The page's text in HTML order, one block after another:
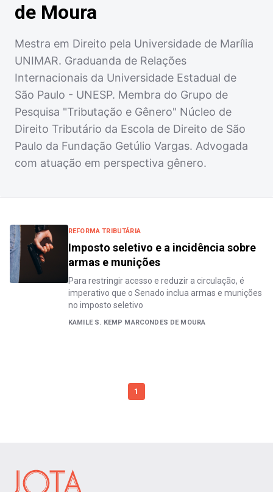
de Moura
Mestra em Direito pela Universidade de Marília
UNIMAR. Graduanda de Relações
Internacionais da Universidade Estadual de
São Paulo - UNESP. Membra do Grupo de
Pesquisa "Tributação e Gênero" Núcleo de
Direito Tributário da Escola de Direito de São
Paulo da Fundação Getúlio Vargas. Advogada
com atuação em perspectiva gênero.
REFORMA TRIBUTÁRIA
Imposto seletivo e a incidência sobre
armas e munições
Para restringir acesso e reduzir a circulação, é
imperativo que o Senado inclua armas e munições
no imposto seletivo
KAMILE S. KEMP MARCONDES DE MOURA
1